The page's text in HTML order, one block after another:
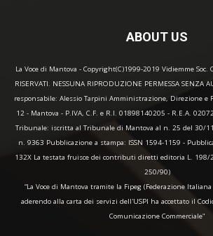
ABOUT US
La Voce di Mantova - Copyright(C)1999-2019 Vidiemme Soc.
RISERVATI. NESSUNA RIPRODUZIONE PERMESSA SENZA
responsabile: Alessio Tarpini Amministrazione, Direzione e
12 - Mantova - P.IVA, C.F. e R.I. 01898140205 - R.E.A.
Tribunale: iscritta al Tribunale di Mantova al n. 25 del 30/
n. 9363 Pubblicazione a stampa: ISSN 1594-1159 -
132X La testata fruisce dei contributi diretti editoria L. 198/
250/90)
“La Voce di Mantova tramite la Fipeg (Federazione
aderendo alla carta dei servizi dell'USPI ha accettato il
Comunicazione Commerciale"